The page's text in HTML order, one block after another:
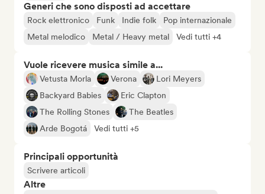
Generi che sono disposti ad accettare
Rock elettronico Funk Indie folk
Pop internazionale
Metal melodico
Metal / Heavy metal Vedi tutti +4
Vuole ricevere musica simile a...
Vetusta Morla Verona
Lori Meyers
Backyard Babies
Eric Clapton
The Rolling Stones
The Beatles
Arde Bogotá
Vedi tutti +5
Principali opportunità
Scrivere articoli
Altre